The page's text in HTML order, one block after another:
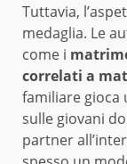
Tuttavia,
medaglia. Le
come i
correlati a
familiare gioca
sulle giovani
partner